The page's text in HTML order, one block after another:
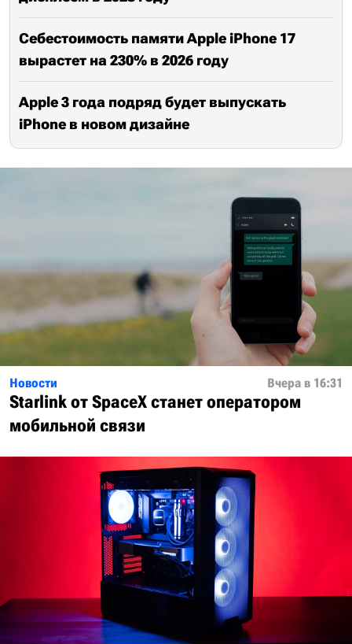
Себестоимость памяти Apple iPhone 17
вырастет на 230% в 2026 году
Apple 3 года подряд будет выпускать
iPhone в новом дизайне
Новости Вчера в 16:31
Starlink от SpaceX станет оператором
мобильной связи